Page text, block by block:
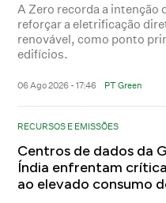
A Zero recorda a intenção
reforçar a eletrificação
renovável, como ponto
edifícios.
06 Ago 2026 - 17:46 PT Green
RECURSOS E EMISSÕES
Centros de dados da
Índia enfrentam
ao elevado consumo